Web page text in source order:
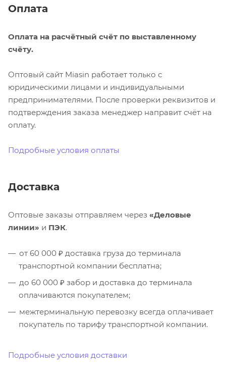
Оплата
Оплата на расчётный счёт по выставленному
счёту.
Оптовый сайт Miasin работает только с
юридическими лицами и индивидуальными
предпринимателями. После проверки реквизитов и
подтверждения заказа менеджер направит счёт на
оплату.
Подробные условия оплаты
Доставка
Оптовые заказы отправляем через «Деловые
линии» и ПЭК.
от 60 000 ₽ доставка груза до терминала
транспортной компании бесплатна;
до 60 000 ₽ забор и доставка до терминала
оплачиваются покупателем;
межтерминальную перевозку всегда оплачивает
покупатель по тарифу транспортной компании.
Подробные условия доставки